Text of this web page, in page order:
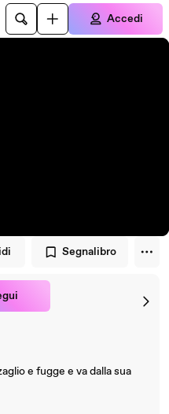
Accedi
Segnalibro
e fugge e va dalla sua